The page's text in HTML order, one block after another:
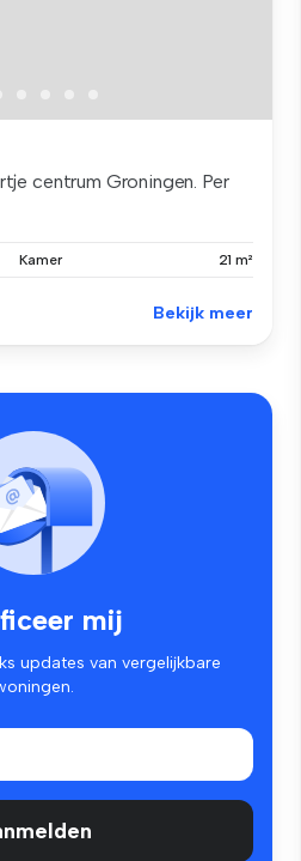
centrum Groningen. Per
Kamer 21 m²
Bekijk meer
mij
updates van vergelijkbare